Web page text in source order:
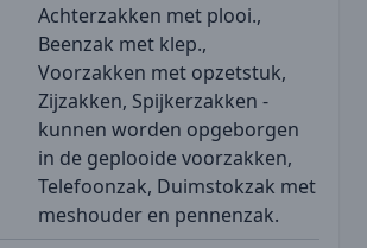
Achterzakken met plooi.,
Beenzak met klep.,
Voorzakken met opzetstuk,
Zijzakken, Spijkerzakken -
kunnen worden opgeborgen
in de geplooide voorzakken,
Telefoonzak, Duimstokzak met
meshouder en pennenzak.